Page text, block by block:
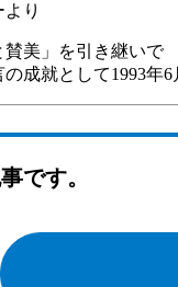
り
賛美」を引き継い
成就として1993年
です。